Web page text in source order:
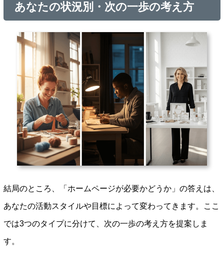
あなたの状況別・次の一歩の考え方
結局のところ、「ホームページが必要かどうか」の答えは、
あなたの活動スタイルや目標によって変わってきます。ここ
では3つのタイプに分けて、次の一歩の考え方を提案しま
す。